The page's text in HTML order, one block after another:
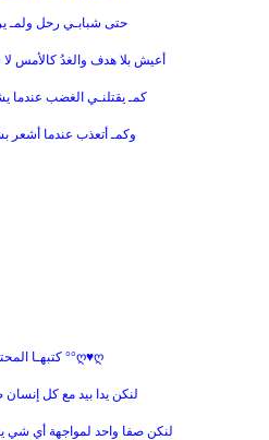
حتى شبابـي رحل ولمـ
أعيش بلا هدف والغدُ كالأمس لا
كمـ يقتلنـي الغضب عندما
وكمـ أتعذب عندما أشعر
ღ♥ღ°° كتبهـا المحتار °°ღ♥ღ
لنكن يدا بيد مع كل
لنكن صفا واحد لمواجهة أي شي